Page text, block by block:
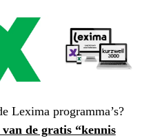
Lexima programma’s?
de gratis “kennis